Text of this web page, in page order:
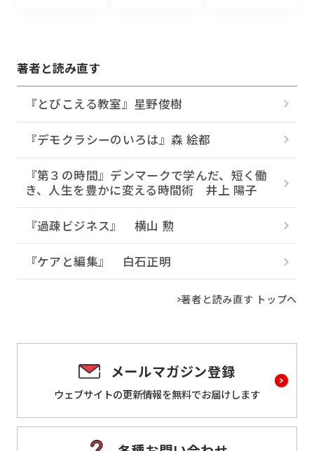
著者と読み直す
『とびこえる教室』星野俊樹
『デモクラシーのいろは』森 絵都
『第３の時間』デンマークで学んだ、短く働
き、人生を豊かに変える時間術 井上 陽子
『過疎ビジネス』 横山 勲
『ケアと編集』 白石正明
著者と読み直す トップへ
メールマガジン登録
ウェブサイトの更新情報を無料でお届けします